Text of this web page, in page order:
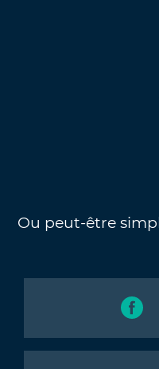
Ou peut-être